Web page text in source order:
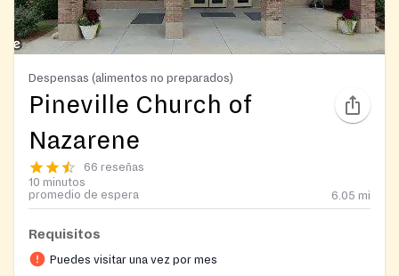
Despensas (alimentos no preparados)
Pineville Church of
Nazarene
66 reseñas
10 minutos
promedio de espera
6.05 mi
Requisitos
Puedes visitar una vez por mes